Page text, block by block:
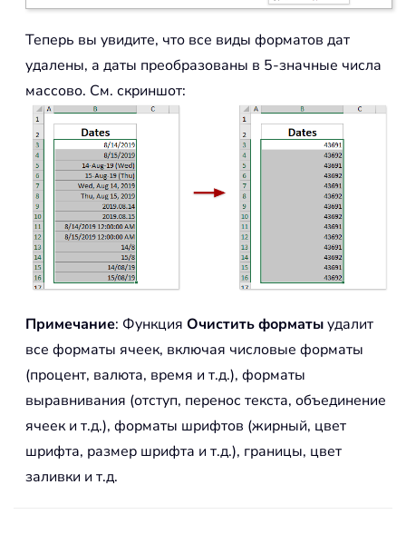
Теперь вы увидите, что все виды форматов дат
удалены, а даты преобразованы в 5-значные числа
массово. См. скриншот:
Примечание: Функция Очистить форматыудалит
все форматы ячеек, включая числовые форматы
(процент, валюта, время и т.д.), форматы
выравнивания (отступ, перенос текста, объединение
ячеек и т.д.), форматы шрифтов (жирный, цвет
шрифта, размер шрифта и т.д.), границы, цвет
заливки и т.д.